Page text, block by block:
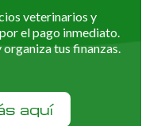
veterinarios y
el pago inmediato.
tus finanzas.
aquí